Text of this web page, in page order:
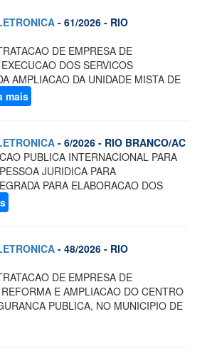
- 61/2026 - RIO
DE EMPRESA DE
DOS SERVICOS
AMPLIACAO DA UNIDADE MISTA DE
mais
- 6/2026 - RIO BRANCO/AC
PUBLICA INTERNACIONAL PARA
JURIDICA PARA
PARA ELABORACAO DOS
- 48/2026 - RIO
DE EMPRESA DE
E AMPLIACAO DO CENTRO
PUBLICA, NO MUNICIPIO DE